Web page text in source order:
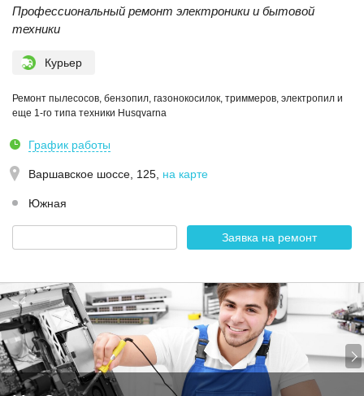
Профессиональный ремонт электроники и бытовой
техники
Курьер
Ремонт пылесосов, бензопил, газонокосилок, триммеров, электропил и
еще 1-го типа техники Husqvarna
График работы
Варшавское шоссе, 125 на карте
Южная
Заявка на ремонт